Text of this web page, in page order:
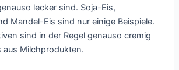
lecker sind. Soja-Eis,
Mandel-Eis sind nur einige Beispiele.
sind in der Regel genauso cremig
aus Milchprodukten.